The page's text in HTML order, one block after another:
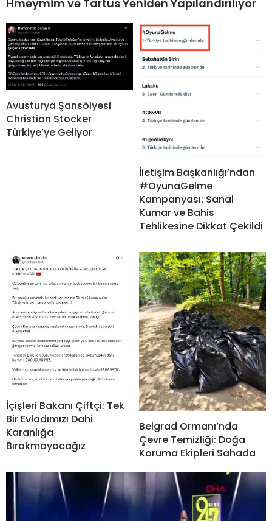
Hmeymim ve Tartus Yeniden Yapılandırılıyor
Avusturya Şansölyesi
Christian Stocker
Türkiye’ye Geliyor
İletişim Başkanlığı’ndan
#OyunaGelme
Kampanyası: Sanal
Kumar ve Bahis
Tehlikesine Dikkat Çekildi
İçişleri Bakanı Çiftçi: Tek
Bir Evladımızı Dahi
Karanlığa
Bırakmayacağız
Belgrad Ormanı’nda
Çevre Temizliği: Doğa
Koruma Ekipleri Sahada